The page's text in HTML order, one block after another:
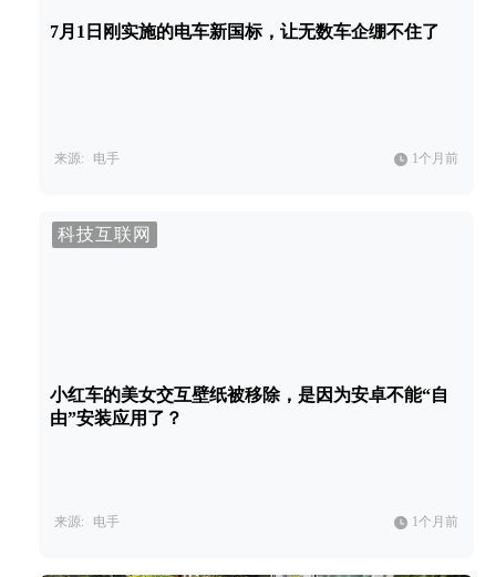
7月1日刚实施的电车新国标，让无数车企绷不住了
来源: 电手 1个月前
科技互联网
小红车的美女交互壁纸被移除，是因为安卓不能“自
由”安装应用了？
来源: 电手 1个月前